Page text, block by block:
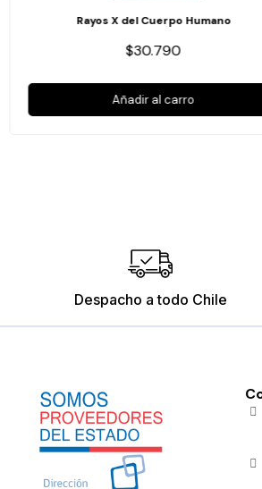
Rayos X del Cuerpo Humano
$30.790
Añadir al carro
Despacho a todo Chile